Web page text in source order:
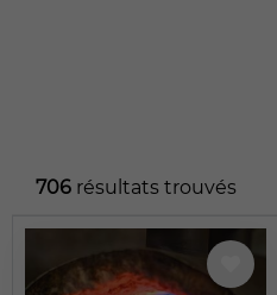
706 résultats trouvés